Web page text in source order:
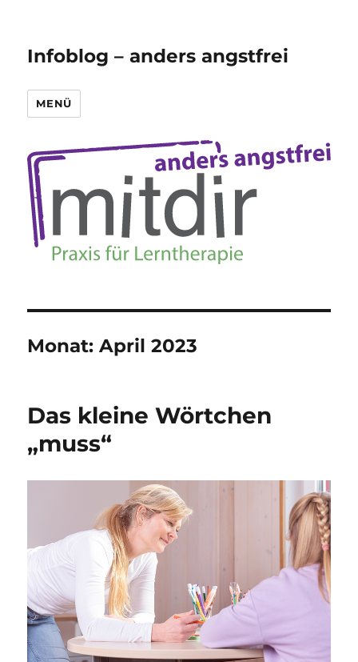
Infoblog – anders angstfrei
MENÜ
Monat:April 2023
Das kleine Wörtchen
„muss“